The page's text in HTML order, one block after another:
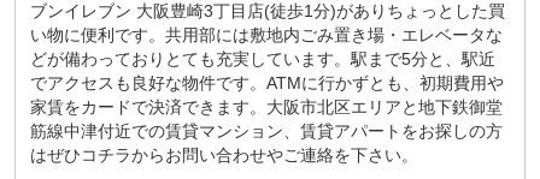
ブンイレブン 大阪豊崎3丁目店(徒歩1分)がありちょっとした買
い物に便利です。共用部には敷地内ごみ置き場・エレベータな
どが備わっておりとても充実しています。駅まで5分と、駅近
でアクセスも良好な物件です。ATMに行かずとも、初期費用や
家賃をカードで決済できます。大阪市北区エリアと地下鉄御堂
筋線中津付近での賃貸マンション、賃貸アパートをお探しの方
はぜひコチラからお問い合わせやご連絡を下さい。